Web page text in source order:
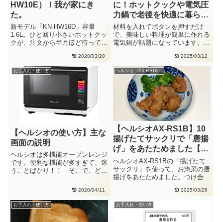
HW10E）！我が家にき
た。
新モデル「KN-HW16D」容量
1.6L。ひと回り小さいホットクッ
クが、注文から半月ほど待ってか
2020/03/20
に！ホットクックや電気圧
力鍋で老後を快適に暮ら
す。
材料を入れてボタンを押すだけ
で、美味しい料理が簡単に作れる
電気鍋が話題になっています。あ
2025/03/12
お手入れ・使い方
【ヘルシオの使い方】主な
画面の説明
ヘルシオは多機能オーブンレンジ
です。便利な機能が多すぎて、迷
うことばかり！！ そこで、どこ
2020/04/11
ヘルシオ（AX-RS1B）
【ヘルシオAX-RS1B】10
揚げたてサックリで「唐揚
げ」をあたためました【使
い方】
ヘルシオAX-RS1Bの「揚げたて
サックリ」を使って、お惣菜の唐
揚げをあたためました。つけ合わ
2025/03/26
お手入れ・使い方 お手入れ・使い方